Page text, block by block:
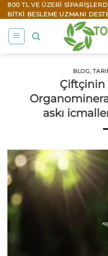
İçeriğe
atla
800 TL VE ÜZERI
BITKI BESLEME UZMANI
BLOG,
askı